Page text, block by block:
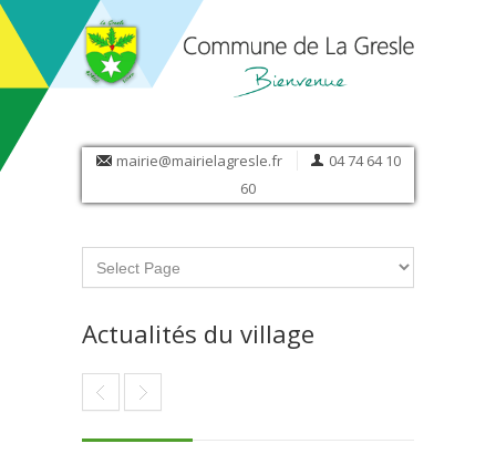
mairie@mairielagresle.fr
04 74 64 10
60
Actualités du village